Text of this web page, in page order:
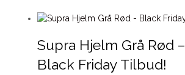
Supra Hjelm Grå Rød –
Black Friday Tilbud!